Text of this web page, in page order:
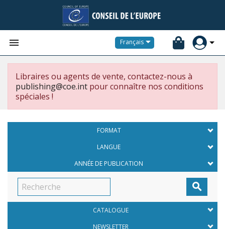
 Français
Libraires ou agents de vente, contactez-nous à
publishing@coe.int pour connaître nos conditions
spéciales !
FORMAT
LANGUE
ANNÉE DE PUBLICATION

CATALOGUE
NEWSLETTER